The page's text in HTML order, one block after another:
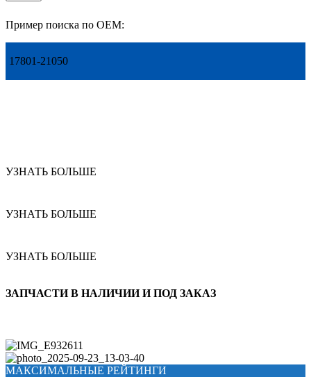
Пример поиска по OEM:
17801-21050
УЗНАТЬ БОЛЬШЕ
УЗНАТЬ БОЛЬШЕ
УЗНАТЬ БОЛЬШЕ
ЗАПЧАСТИ В НАЛИЧИИ И ПОД ЗАКАЗ
МАКСИМАЛЬНЫЕ РЕЙТИНГИ